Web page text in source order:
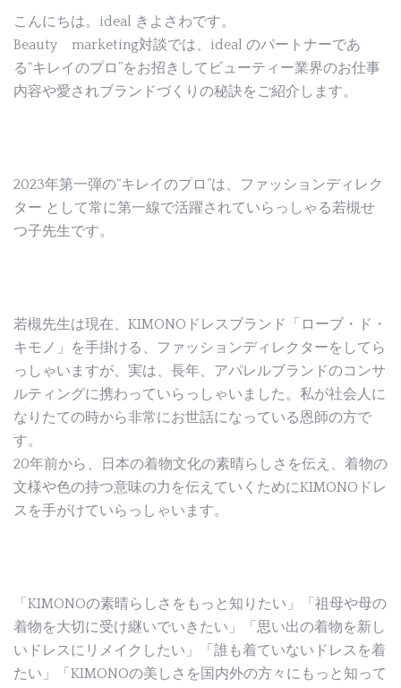
こんにちは。ideal きよさわです。
Beauty marketing対談では、ideal のパートナーであ
る“キレイのプロ”をお招きしてビューティー業界のお仕事
内容や愛されブランドづくりの秘訣をご紹介します。
2023年第一弾の“キレイのプロ”は、ファッションディレク
ター として常に第一線で活躍されていらっしゃる若槻せ
つ子先生です。
若槻先生は現在、KIMONOドレスブランド「ローブ・ド・
キモノ」を手掛ける、ファッションディレクターをしてら
っしゃいますが、実は、長年、アパレルブランドのコンサ
ルティングに携わっていらっしゃいました。私が社会人に
なりたての時から非常にお世話になっている恩師の方で
す。
20年前から、日本の着物文化の素晴らしさを伝え、着物の
文様や色の持つ意味の力を伝えていくためにKIMONOドレ
スを手がけていらっしゃいます。
「KIMONOの素晴らしさをもっと知りたい」「祖母や母の
着物を大切に受け継いでいきたい」「思い出の着物を新し
いドレスにリメイクしたい」「誰も着ていないドレスを着
たい」「KIMONOの美しさを国内外の方々にもっと知って